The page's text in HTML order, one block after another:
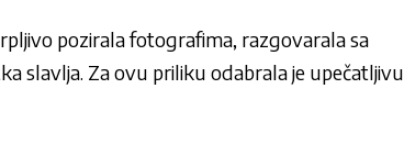
pozirala fotografima, razgovarala sa
slavlja. Za ovu priliku odabrala je upečatljivu